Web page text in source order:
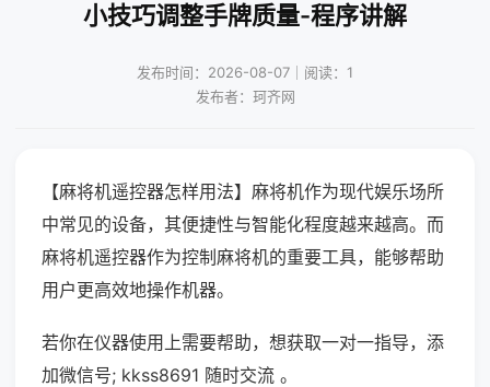
小技巧调整手牌质量-程序讲解
发布时间：2026-08-07｜阅读：1
发布者：珂齐网
【麻将机遥控器怎样用法】麻将机作为现代娱乐场所
中常见的设备，其便捷性与智能化程度越来越高。而
麻将机遥控器作为控制麻将机的重要工具，能够帮助
用户更高效地操作机器。
若你在仪器使用上需要帮助，想获取一对一指导，添
加微信号; kkss8691 随时交流 。